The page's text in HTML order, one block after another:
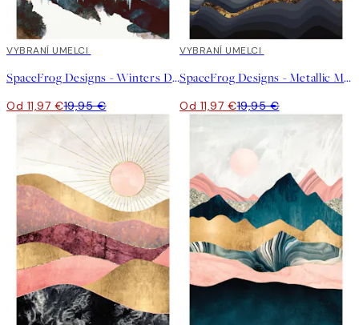
40%*
VYBRANÍ UMELCI
SpaceFrog Designs - Winters Day Plagát
Od 11,97 €19,95 €
40%*
VYBRANÍ UMELCI
SpaceFrog Designs - Metallic Mountains Plagát
Od 11,97 €19,95 €